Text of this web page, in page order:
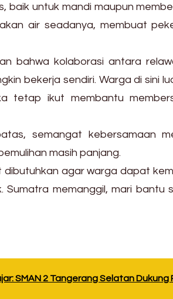
untuk mandi maupun
air seadanya, membuat
bahwa kolaborasi antara
bekerja sendiri. Warga di sini
tetap ikut membantu
semangat kebersamaan
masih panjang.
agar warga dapat
Sumatra memanggil, mari bantu
SMAN 2 Tangerang Selatan Dukung